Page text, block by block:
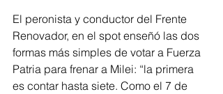
El peronista y conductor del Frente
Renovador, en el spot enseñó las dos
formas más simples de votar a Fuerza
Patria para frenar a Milei: “la primera
es contar hasta siete. Como el 7 de